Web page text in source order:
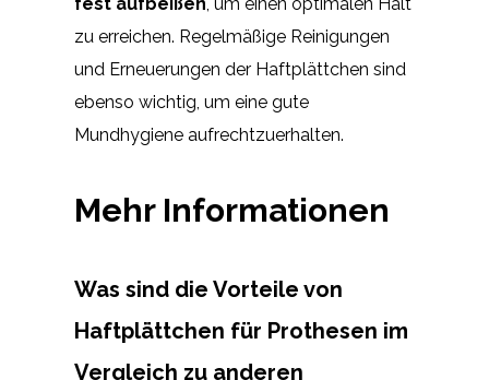
zu erreichen. Regelmäßige Reinigungen
und Erneuerungen der Haftplättchen sind
ebenso wichtig, um eine gute
Mundhygiene aufrechtzuerhalten.
Mehr Informationen
Was sind die Vorteile von
Haftplättchen für Prothesen im
Vergleich zu anderen